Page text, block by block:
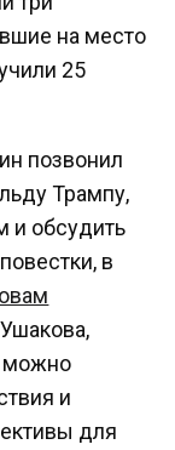
на место
25
позвонил
Трампу,
и обсудить
в
можно
и
для